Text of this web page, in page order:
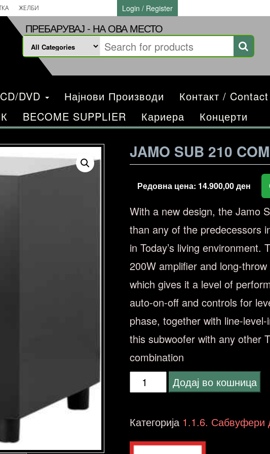
ЖЕЛБИ Login / Register
ПРЕБАРУВАЈ - НА ОВА МЕСТО
DVD Најнови Производи Контакт /
BECOME SUPPLIER Кариера Концерти
JAMO SUB 210
Редовна цена: 14.900,00ден
With a new design, the Jamo
than any of the predecessors
in Today’s living
200W amplifier and long-
which gives it a level of
auto-on-off and controls for
phase, together with line-
this subwoofer with any other
combination
Jamo
210
Додај во кошница
Категорија 1.1.6.